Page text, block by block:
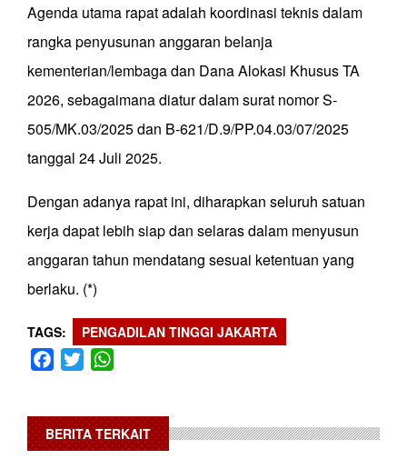
Agenda utama rapat adalah koordinasi teknis dalam
rangka penyusunan anggaran belanja
kementerian/lembaga dan Dana Alokasi Khusus TA
2026, sebagaimana diatur dalam surat nomor S-
505/MK.03/2025 dan B-621/D.9/PP.04.03/07/2025
tanggal 24 Juli 2025.
Dengan adanya rapat ini, diharapkan seluruh satuan
kerja dapat lebih siap dan selaras dalam menyusun
anggaran tahun mendatang sesuai ketentuan yang
berlaku. (*)
TAGS PENGADILAN TINGGI JAKARTA
Facebook
Twitter
BERITA TERKAIT